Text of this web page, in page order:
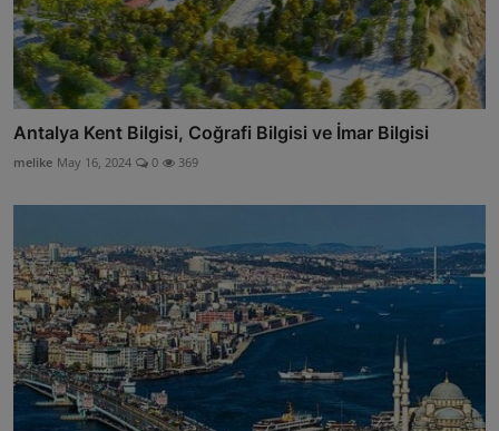
Antalya Kent Bilgisi, Coğrafi Bilgisi ve İmar Bilgisi
melike May 16, 2024 0 369